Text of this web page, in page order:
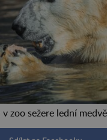
v zoo sežere lední